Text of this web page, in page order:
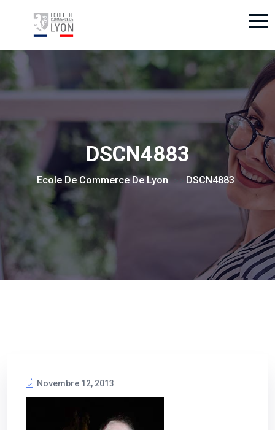
DSCN4883
Ecole De Commerce De Lyon DSCN4883
Novembre 12, 2013